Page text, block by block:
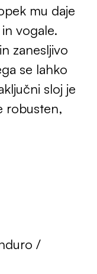
mu daje
vogale.
zanesljivo
se lahko
sloj je
robusten,
/